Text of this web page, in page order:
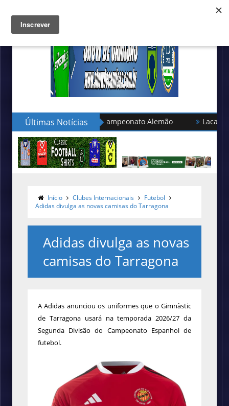
Últimas Notícias
seleção turca no Campeonato Alemão Lacatoni lança as
Início Clubes Internacionais
Futebol
Adidas divulga as novas camisas do Tarragona
Adidas divulga as novas
camisas do Tarragona
AAdidas anunciou os uniformes que o Gimnàstic
de Tarragona usará na temporada 2026/27 da
Segunda Divisão do Campeonato Espanhol de
futebol.